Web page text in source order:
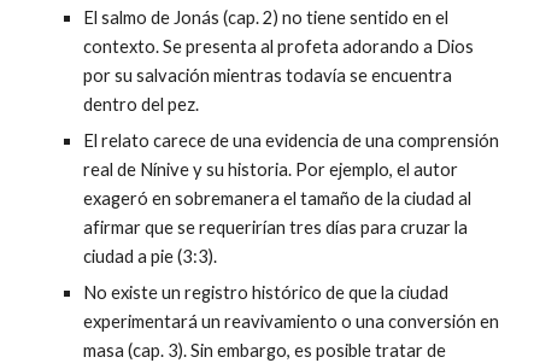
El salmo de Jonás (cap. 2) no tiene sentido en el
contexto. Se presenta al profeta adorando a Dios
por su salvación mientras todavía se encuentra
dentro del pez.
El relato carece de una evidencia de una comprensión
real de Nínive y su historia. Por ejemplo, el autor
exageró en sobremanera el tamaño de la ciudad al
afirmar que se requerirían tres días para cruzar la
ciudad a pie (3:3).
No existe un registro histórico de que la ciudad
experimentará un reavivamiento o una conversión en
masa (cap. 3). Sin embargo, es posible tratar de